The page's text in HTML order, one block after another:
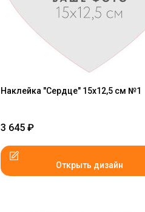
Наклейка "Сердце" 15x12,5 см №1
3 645 ₽
Открыть дизайн